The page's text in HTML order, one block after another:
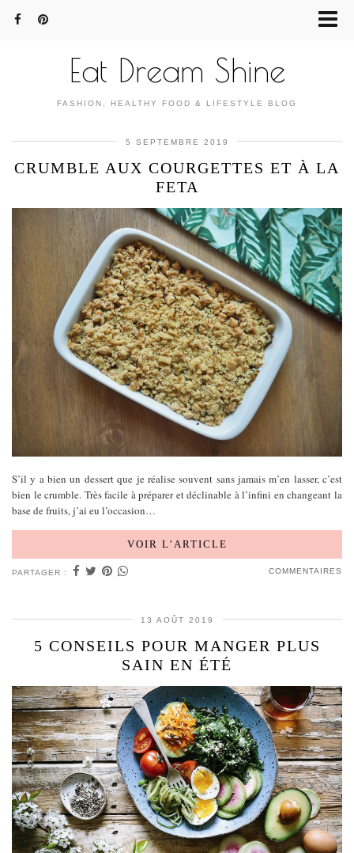
Eat Dream Shine
FASHION, HEALTHY FOOD & LIFESTYLE BLOG
5 SEPTEMBRE 2019
CRUMBLE AUX COURGETTES ET À LA
FETA
S’il y a bien un dessert que je réalise souvent sans jamais m’en lasser, c’est
bien le crumble. Très facile à préparer et déclinable à l’infini en changeant la
base de fruits, j’ai eu l’occasion…
VOIR L’ARTICLE
PARTAGER : COMMENTAIRES
13 AOÛT 2019
5 CONSEILS POUR MANGER PLUS
SAIN EN ÉTÉ